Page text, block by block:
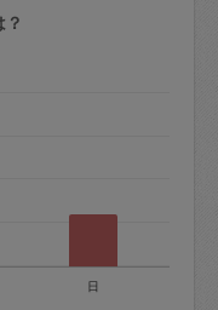
9時開始の場
＝依頼金額の
セル＝依頼
日